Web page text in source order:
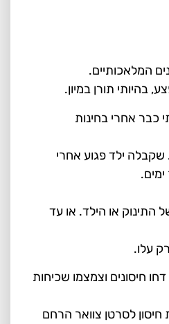
המלאכותיים.
בהיותי תורן במיון.
כבר אחרי בחינות
ילד פגוע אחרי
התינוק או הילד. או עד
עלו.
חיסונים וצמצמו שכיחות
לסרטן צוואר הרחם